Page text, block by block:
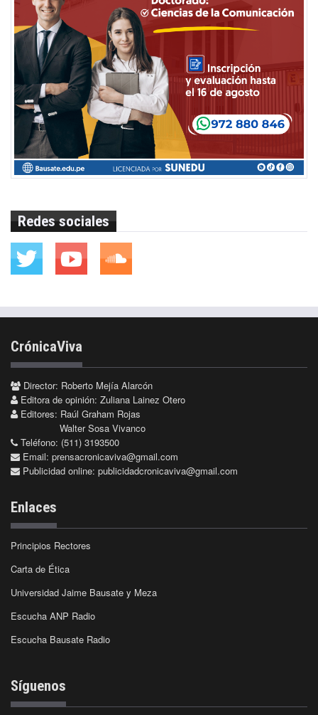
Redes sociales
CrónicaViva
Director: Roberto Mejía Alarcón
Editora de opinión: Zuliana Lainez Otero
Editores: Raúl Graham Rojas
Walter Sosa Vivanco
Teléfono: (511) 3193500
Email: prensacronicaviva@gmail.com
Publicidad online: publicidadcronicaviva@gmail.com
Enlaces
Principios Rectores
Carta de Ética
Universidad Jaime Bausate y Meza
Escucha ANP Radio
Escucha Bausate Radio
Síguenos